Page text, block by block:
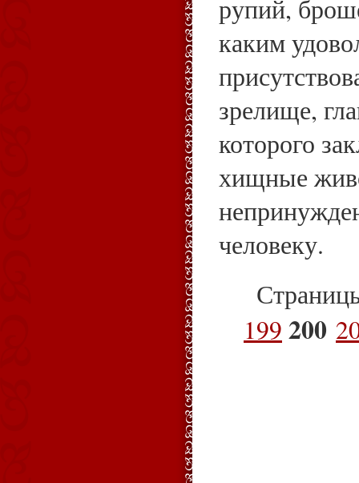
рупий,
каким
зрелище,
которого
хищные
человеку.
199 200